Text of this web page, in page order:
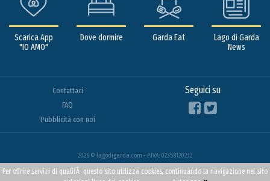
Scarica App
"IO AMO"
Dove dormire Garda Eat
Lago di Garda
News
Contattaci
FAQ
Pubblicità con noi
Seguici su
2026 © lagodigarda.com - P.IVA: 02358120232
Per offrire servizi di qualitÃ questo sito utilizza cookies, continuando la navigazione nel sito